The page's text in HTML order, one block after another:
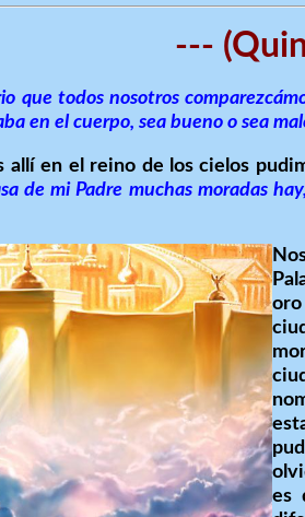
---
que todos nosotros
en el cuerpo, sea bueno o sea
allí en el reino de los cielos
de mi Padre muchas moradas
es